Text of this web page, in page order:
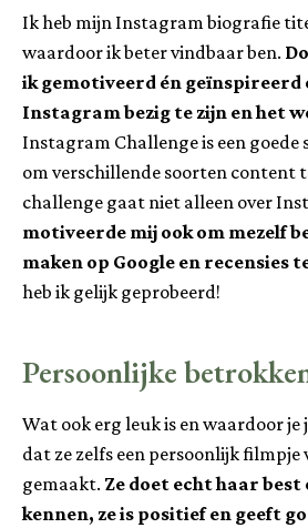
Ik heb mijn Instagram biografie
waardoor ik beter vindbaar ben.
ik gemotiveerd én geïnspireerd
Instagram bezig te zijn en het
Instagram Challenge is een goede
om verschillende soorten content
challenge gaat niet alleen over
motiveerde mij ook om mezelf
maken op Google en recensies
heb ik gelijk geprobeerd!
Persoonlijke
Wat ook erg leuk is en waardoor je
dat ze zelfs een persoonlijk filmpje
gemaakt. Ze doet echt haar best
kennen, ze is positief en geeft